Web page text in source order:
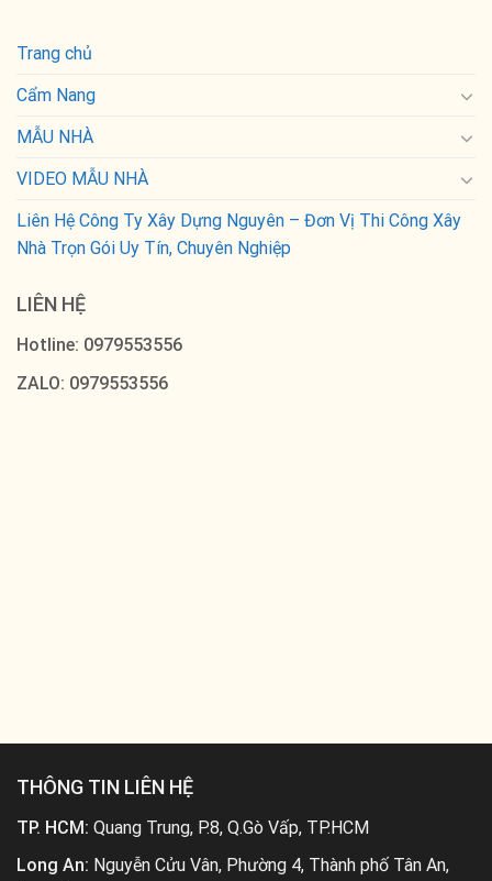
Trang chủ
Cẩm Nang
MẪU NHÀ
VIDEO MẪU NHÀ
Liên Hệ Công Ty Xây Dựng Nguyên – Đơn Vị Thi Công Xây
Nhà Trọn Gói Uy Tín, Chuyên Nghiệp
LIÊN HỆ
Hotline: 0979553556
ZALO: 0979553556
THÔNG TIN LIÊN HỆ
TP. HCM: Quang Trung, P.8, Q.Gò Vấp, TP.HCM
Long An: Nguyễn Cửu Vân, Phường 4, Thành phố Tân An,